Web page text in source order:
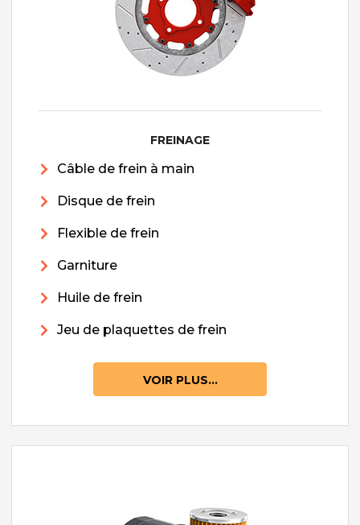
FREINAGE
Câble de frein à main
Disque de frein
Flexible de frein
Garniture
Huile de frein
Jeu de plaquettes de frein
VOIR PLUS...